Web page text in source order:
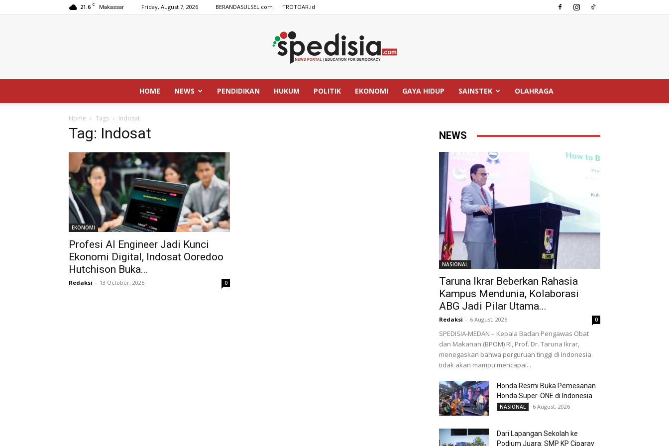
21.6 C Makassar Friday, August 7, 2026 BERANDASULSEL.com TROTOAR.id
SPEDISIA.com
HOME NEWS PENDIDIKAN HUKUM POLITIK EKONOMI GAYA HIDUP SAINSTEK OLAHRAGA
Home Tags Indosat
Tag: Indosat
EKONOMI
Profesi AI Engineer Jadi Kunci
Ekonomi Digital, Indosat Ooredoo
Hutchison Buka...
Redaksi - 13 October, 2025 0
NEWS
NASIONAL
Taruna Ikrar Beberkan Rahasia
Kampus Mendunia, Kolaborasi
ABG Jadi Pilar Utama...
Redaksi - 6 August, 2026 0
SPEDISIA-MEDAN – Kepala Badan Pengawas Obat
dan Makanan (BPOM) RI, Prof. Dr. Taruna Ikrar,
menegaskan bahwa perguruan tinggi di Indonesia
tidak akan mampu mencapai...
Honda Resmi Buka Pemesanan
Honda Super-ONE di Indonesia
NASIONAL 6 August, 2026
Dari Lapangan Sekolah ke
Podium Juara: SMP KP Ciparay